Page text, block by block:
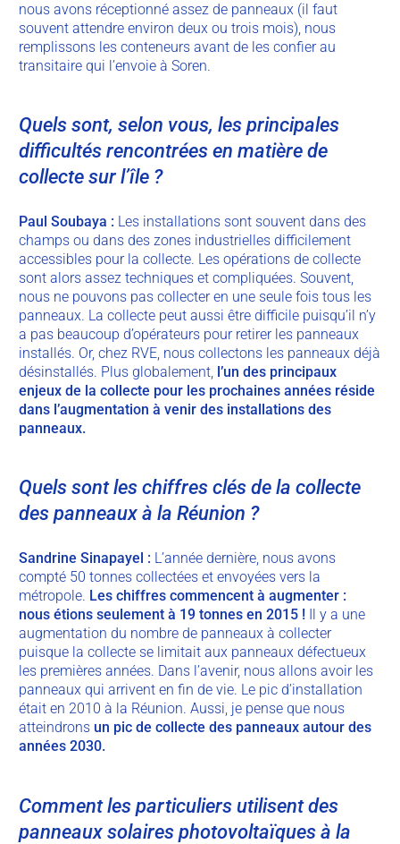
nous avons réceptionné assez de panneaux (il faut
souvent attendre environ deux ou trois mois), nous
remplissons les conteneurs avant de les confier au
transitaire qui l’envoie à Soren.
Quels sont, selon vous, les principales
difficultés rencontrées en matière de
collecte sur l’île ?
PaulSoubaya : Les installations sont souvent dans des
champs ou dans des zones industrielles difficilement
accessibles pour la collecte. Les opérations de collecte
sont alors assez techniques et compliquées. Souvent,
nous ne pouvons pas collecter en une seule fois tous les
panneaux. La collecte peut aussi être difficile puisqu’il n’y
a pas beaucoup d’opérateurs pour retirer les panneaux
installés. Or, chez RVE, nous collectons les panneaux déjà
désinstallés. Plus globalement, l’un des principaux
enjeux de la collecte pour les prochaines années réside
dans l’augmentation à venir des installations des
panneaux.
Quels sont les chiffres clés de la collecte
des panneaux à la Réunion ?
SandrineSinapayel : L’année dernière, nous avons
compté 50 tonnes collectées et envoyées vers la
métropole. Les chiffres commencent à augmenter :
nous étions seulement à 19 tonnes en 2015 ! Il y a une
augmentation du nombre de panneaux à collecter
puisque la collecte se limitait aux panneaux défectueux
les premières années. Dans l’avenir, nous allons avoir les
panneaux qui arrivent en fin de vie. Le pic d’installation
était en 2010 à la Réunion. Aussi, je pense que nous
atteindrons un pic de collecte des panneaux autour des
années 2030.
Comment les particuliers utilisent des
panneaux solaires photovoltaïques à la